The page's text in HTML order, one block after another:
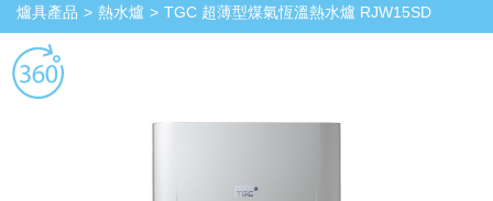
爐具產品 熱水爐 TGC 超薄型煤氣恆溫熱水爐 RJW15SD